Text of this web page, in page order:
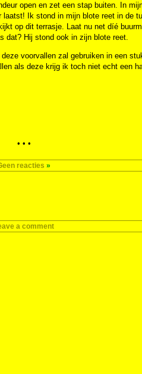
open en zet een stap buiten. In
Ik stond in mijn blote reet in de
op dit terrasje. Laat nu net díé
dat? Hij stond ook in zijn blote reet.
voorvallen zal gebruiken in een
als deze krijg ik toch niet echt een
• • •
reacties »
a comment